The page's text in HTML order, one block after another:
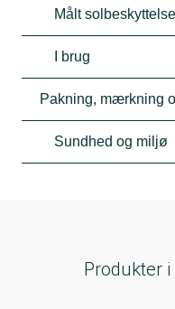
Målt
I brug
Pakning, mærkning
Sundhed og miljø
Produkter